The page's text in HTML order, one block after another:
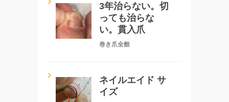
3年治らない。切
っても治らな
い。貫入爪
巻き爪全般
ネイルエイド サ
イズ